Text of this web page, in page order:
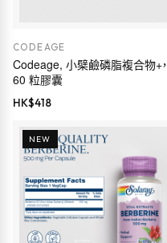
CODEAGE
Codeage, 小檗鹼磷脂複合物+，
60 粒膠囊
HK$418
NEW